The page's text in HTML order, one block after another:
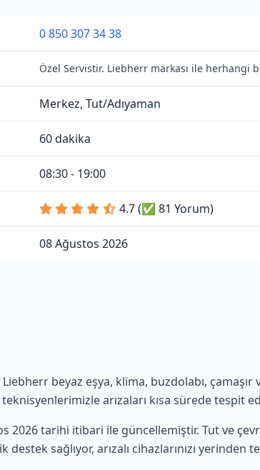
0 850 307 34 38
Özel Servistir. Liebherr markası ile herhangi
Merkez, Tut/Adıyaman
60 dakika
08:30 - 19:00
4.7 (✅ 81 Yorum)
08 Ağustos 2026
beyaz eşya, klima, buzdolabı,
arızaları kısa sürede tespit
2026 tarihi itibari ile güncellemiştir. Tut ve
destek sağlıyor, arızalı cihazlarınızı